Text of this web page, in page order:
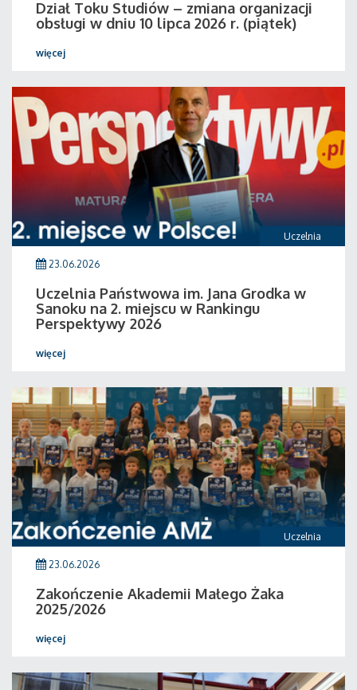
Dział Toku Studiów – zmiana organizacji
obsługi w dniu 10 lipca 2026 r. (piątek)
więcej
Uczelnia
23.06.2026
Uczelnia Państwowa im. Jana Grodka w
Sanoku na 2. miejscu w Rankingu
Perspektywy 2026
więcej
Uczelnia
23.06.2026
Zakończenie Akademii Małego Żaka
2025/2026
więcej